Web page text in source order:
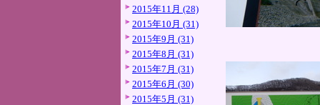
2015年11月 (28)
2015年10月 (31)
2015年9月 (31)
2015年8月 (31)
2015年7月 (31)
2015年6月 (30)
2015年5月 (31)